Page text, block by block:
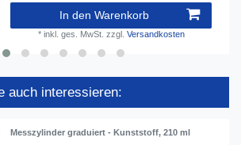
In den Warenkorb
* inkl. ges. MwSt. zzgl. Versandkosten
auch interessieren:
Messzylinder graduiert - Kunststoff, 210 ml